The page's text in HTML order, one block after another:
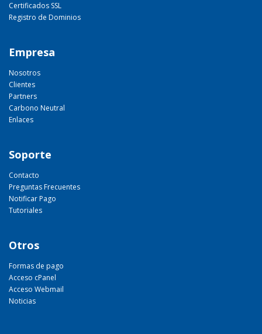
Certificados SSL
Registro de Dominios
Empresa
Nosotros
Clientes
Partners
Carbono Neutral
Enlaces
Soporte
Contacto
Preguntas Frecuentes
Notificar Pago
Tutoriales
Otros
Formas de pago
Acceso cPanel
Acceso Webmail
Noticias